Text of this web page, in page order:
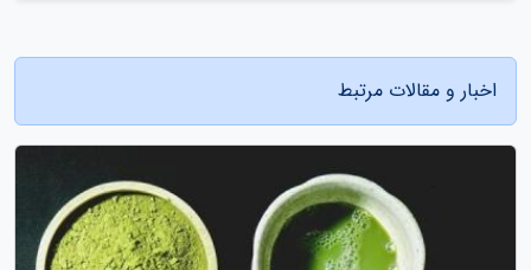
اخبار و مقالات مرتبط